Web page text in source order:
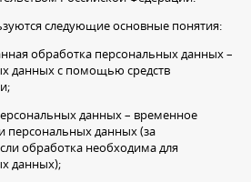
следующие основные понятия:
обработка персональных данных –
данных с помощью средств
данных – временное
персональных данных (за
обработка необходима для
данных);